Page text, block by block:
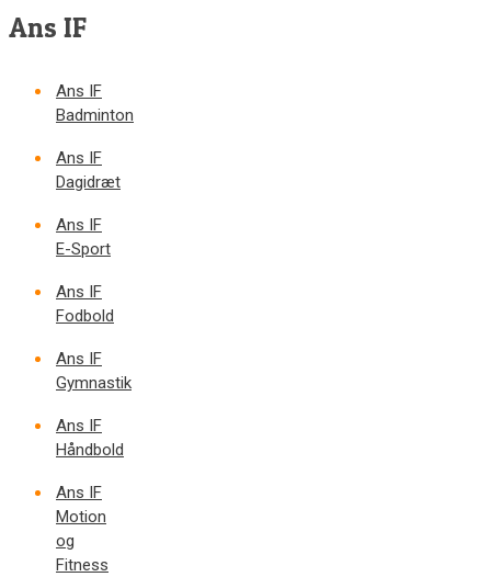
Ans IF
Ans IF
Badminton
Ans IF
Dagidræt
Ans IF
E-Sport
Ans IF
Fodbold
Ans IF
Gymnastik
Ans IF
Håndbold
Ans IF
Motion
og
Fitness